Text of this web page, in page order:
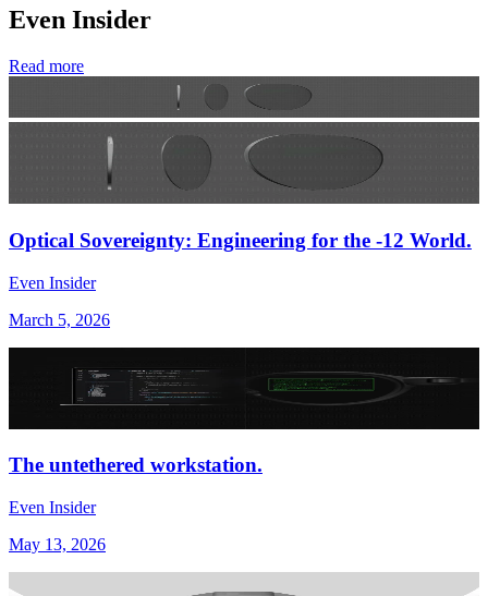
Even Insider
Read more
Optical Sovereignty: Engineering for the -12 World.
Even Insider
March 5, 2026
The untethered workstation.
Even Insider
May 13, 2026